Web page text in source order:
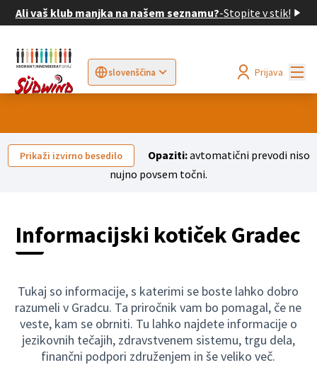
Ali vaš klub manjka na našem seznamu?-Stopite v stik!
slovenščina
Sprache wählen Choose language Elegir el idioma
Prijava
Prikaži izvirno besedilo Opaziti:avtomatični prevodi niso
nujno povsem točni.
Informacijski kotiček Gradec
Tukaj so informacije, s katerimi se boste lahko dobro
razumeli v Gradcu. Ta priročnik vam bo pomagal, če ne
veste, kam se obrniti. Tu lahko najdete informacije o
jezikovnih tečajih, zdravstvenem sistemu, trgu dela,
finančni podpori združenjem in še veliko več.